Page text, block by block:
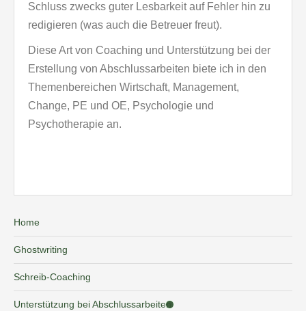
Schluss zwecks guter Lesbarkeit auf Fehler hin zu
redigieren (was auch die Betreuer freut).
Diese Art von Coaching und Unterstützung bei der
Erstellung von Abschlussarbeiten biete ich in den
Themenbereichen Wirtschaft, Management,
Change, PE und OE, Psychologie und
Psychotherapie an.
Home
Ghostwriting
Schreib-Coaching
Unterstützung bei Abschlussarbeiten